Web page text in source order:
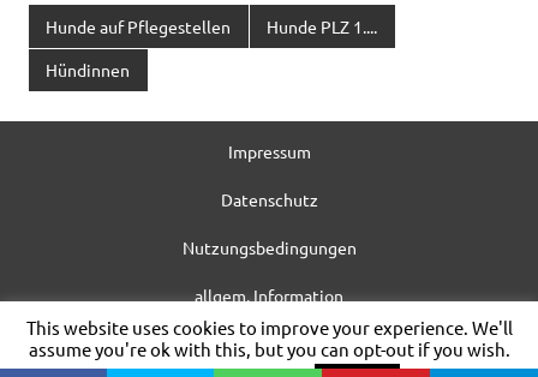
Hunde auf Pflegestellen Hunde PLZ 1....
Hündinnen
Impressum
Datenschutz
Nutzungsbedingungen
allgem. Information
WordPress-Theme: Dynamic News von ThemeZee.
This website uses cookies to improve your experience. We'll
assume you're ok with this, but you can opt-out if you wish.